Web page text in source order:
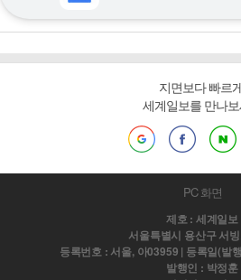
지면보다 빠르
세계일보를 만나
PC 화면
제호 : 세계일보
서울특별시 용산구 서
등록번호 : 서울, 아03959 | 등록일(발
발행인 : 박정훈